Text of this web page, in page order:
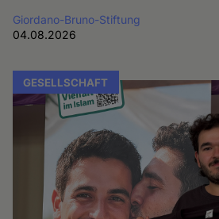
Giordano-Bruno-Stiftung
04.08.2026
GESELLSCHAFT